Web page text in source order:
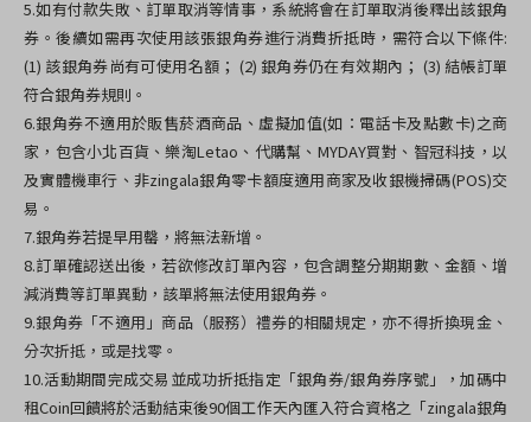
5.如有付款失敗、訂單取消等情事，系統將會在訂單取消後釋出該銀角
券。後續如需再次使用該張銀角券進行消費折抵時，需符合以下條件:
(1) 該銀角券尚有可使用名額； (2) 銀角券仍在有效期內； (3) 結帳訂單
符合銀角券規則。
6.銀角券不適用於販售菸酒商品、虛擬加值(如：電話卡及點數卡)之商
家，包含小北百貨、樂淘Letao、代購幫、MYDAY買對、智冠科技，以
及實體機車行、非zingala銀角零卡額度適用商家及收銀機掃碼(POS)交
易。
7.銀角券若提早用罄，將無法新增。
8.訂單確認送出後，若欲修改訂單內容，包含調整分期期數、金額、增
減消費等訂單異動，該單將無法使用銀角券。
9.銀角券「不適用」商品（服務）禮券的相關規定，亦不得折換現金、
分次折抵，或是找零。
10.活動期間完成交易並成功折抵指定「銀角券/銀角券序號」，加碼中
租Coin回饋將於活動結束後90個工作天內匯入符合資格之「zingala銀角